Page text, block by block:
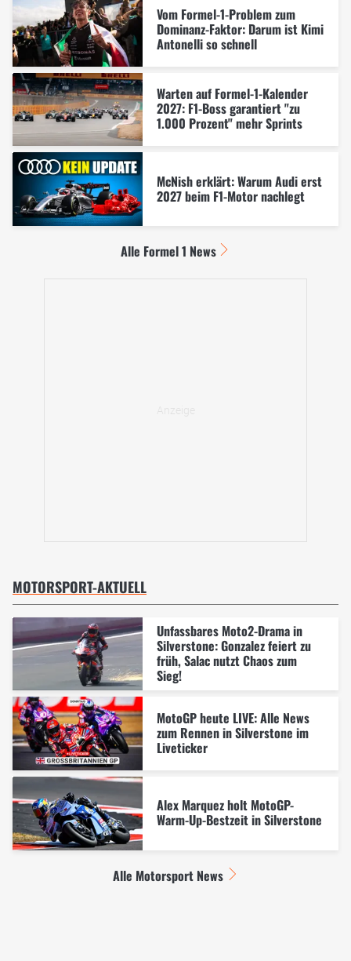
Vom Formel-1-Problem zum
Dominanz-Faktor: Darum ist Kimi
Antonelli so schnell
Warten auf Formel-1-Kalender
2027: F1-Boss garantiert "zu
1.000 Prozent" mehr Sprints
McNish erklärt: Warum Audi erst
2027 beim F1-Motor nachlegt
Alle Formel 1 News
MOTORSPORT-AKTUELL
Unfassbares Moto2-Drama in
Silverstone: Gonzalez feiert zu
früh, Salac nutzt Chaos zum
Sieg!
MotoGP heute LIVE: Alle News
zum Rennen in Silverstone im
Liveticker
Alex Marquez holt MotoGP-
Warm-Up-Bestzeit in Silverstone
Alle Motorsport News